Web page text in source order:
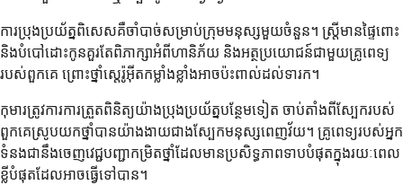
ការប្រុងប្រយ័ត្នពិសេសគឺចាំបាច់សម្រាប់ក្រុមមនុស្សមួយចំនួន។ ស្ត្រីមានផ្ទៃពោះ
និងបំបៅដោះកូនគួរតែពិភាក្សាអំពីហានិភ័យ និងអត្ថប្រយោជន៍ជាមួយគ្រូពេទ្យ
របស់ពួកគេ ព្រោះថ្នាំស្តេរ៉ូអ៊ីតកម្លាំងខ្លាំងអាចប៉ះពាល់ដល់ទារក។
កុមារត្រូវការការត្រួតពិនិត្យយ៉ាងប្រុងប្រយ័ត្នបន្ថែមទៀត ចាប់តាំងពីស្បែករបស់
ពួកគេស្រូបយកថ្នាំបានយ៉ាងងាយជាងស្បែកមនុស្សពេញវ័យ។ គ្រូពេទ្យរបស់អ្នក
ទំនងជានឹងចេញវេជ្ជបញ្ជាកម្រិតថ្នាំដែលមានប្រសិទ្ធភាពទាបបំផុតក្នុងរយៈពេល
ខ្លីបំផុតដែលអាចធ្វើទៅបាន។